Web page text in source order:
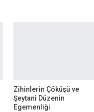
Zihinlerin Çöküşü ve
Şeytani Düzenin
Egemenliği